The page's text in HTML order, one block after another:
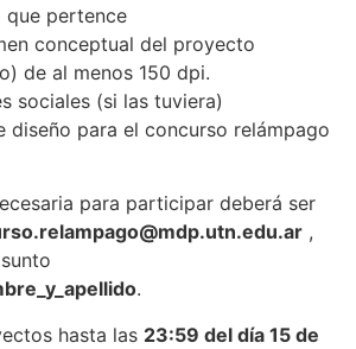
que pertence
conceptual del proyecto
de al menos 150 dpi.
sociales (si las tuviera)
diseño para el concurso relámpago
para participar deberá ser
,
.
hasta las 23:59 del día 15 de